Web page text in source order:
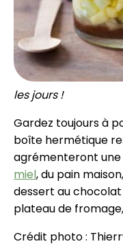
les jours !
Gardez toujours à
boîte hermétique
agrémenteront une
miel, du pain
dessert au
plateau de
Crédit photo :